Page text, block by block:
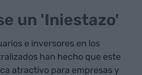
un 'Iniestazo'
e inversores en los
han hecho que este
atractivo para empresas y